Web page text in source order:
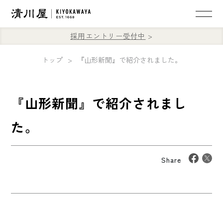
採用エントリー受付中
トップ 『山形新聞』で紹介されました。
『山形新聞』で紹介されまし
た。
Share